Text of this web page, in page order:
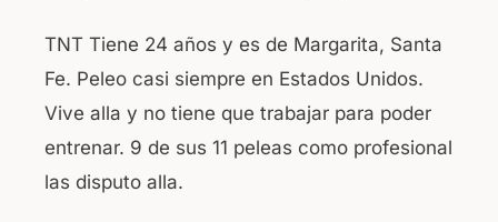
TNT Tiene 24 años y es de Margarita, Santa
Fe. Peleo casi siempre en Estados Unidos.
Vive alla y no tiene que trabajar para poder
entrenar. 9 de sus 11 peleas como profesional
las disputo alla.